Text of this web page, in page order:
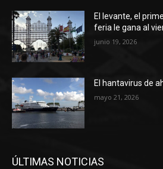
El levante, el
feria le gana al
junio 19, 2026
El hantavirus de
mayo 21, 2026
ÚLTIMAS NOTICIAS